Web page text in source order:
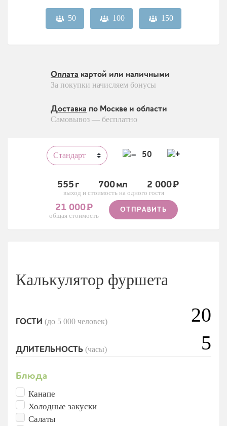
50 100 150
Оплата картой или наличными
За покупки начисляем бонусы
Доставка по Москве и области
Самовывоз — бесплатно
50
555 700 2 000
выход и стоимость на одного гостя
21 000
общая стоимость
ОТПРАВИТЬ
Калькулятор фуршета
ГОСТИ (до 5 000 человек)
ДЛИТЕЛЬНОСТЬ (часы)
Блюда
Канапе
Холодные закуски
Салаты